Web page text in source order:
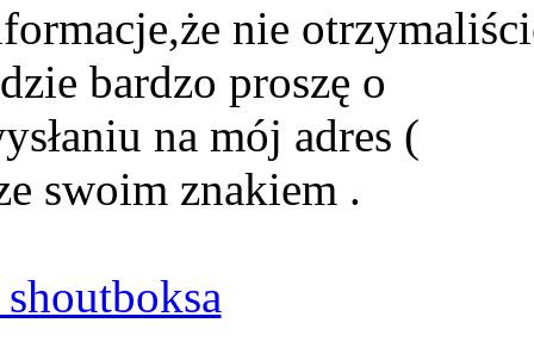
nie
bardzo proszę o
na mój adres (
swoim znakiem .